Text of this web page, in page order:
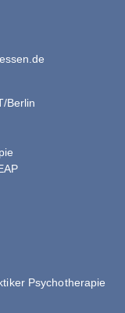
Berlin
Psychotherapie